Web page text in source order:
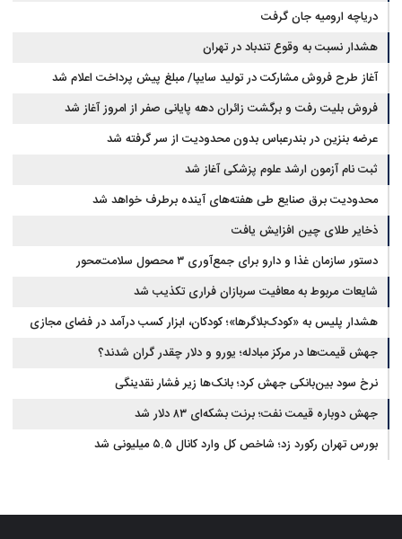
دریاچه ارومیه جان گرفت
هشدار نسبت به وقوع تندباد در تهران
آغاز طرح فروش مشارکت در تولید سایپا/ مبلغ پیش پرداخت اعلام شد
فروش بلیت رفت و برگشت زائران دهه پایانی صفر از امروز آغاز شد
عرضه بنزین در بندرعباس بدون محدودیت از سر گرفته شد
ثبت نام آزمون ارشد علوم پزشکی آغاز شد
محدودیت‌ برق صنایع طی هفته‌های آینده برطرف خواهد شد
ذخایر طلای چین افزایش یافت
دستور سازمان غذا و دارو برای جمع‌آوری ۳ محصول سلامت‌محور
شایعات مربوط به معافیت سربازان فراری تکذیب شد
هشدار پلیس به «کودک‌بلاگرها»؛ کودکان، ابزار کسب درآمد در فضای مجازی
نیستند
جهش قیمت‌ها در مرکز مبادله؛ یورو و دلار چقدر گران شدند؟
نرخ سود بین‌بانکی جهش کرد؛ بانک‌ها زیر فشار نقدینگی
جهش دوباره قیمت نفت؛ برنت بشکه‌ای ۸۳ دلار شد
بورس تهران رکورد زد؛ شاخص کل وارد کانال ۵.۵ میلیونی شد